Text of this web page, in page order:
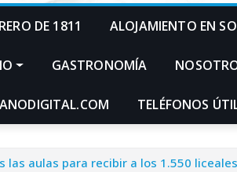
DE 1811 ALOJAMIENTO EN
GASTRONOMÍA
TELÉFONOS
las aulas para recibir a los 1.550